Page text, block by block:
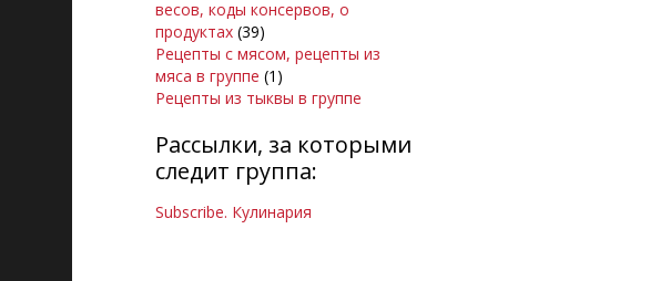
весов, коды консервов, о
продуктах (39)
Рецепты с мясом, рецепты из
мяса в группе (1)
Рецепты из тыквы в группе
Рассылки, за которыми
следит группа:
Subscribe. Кулинария